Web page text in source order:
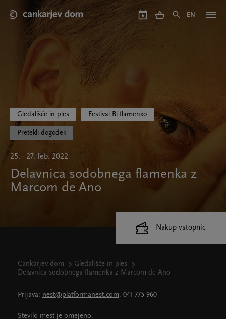
main
6 EN
Gledališče in ples Festival Bi flamenko
Pretekli dogodek
25. - 27. feb. 2022
Delavnica sodobnega flamenka z
Marcom de Ano
Cankarjev dom
Gledališče in ples
Delavnica sodobnega flamenka z Marcom de Ano
Prijava: nest@platformanest.com, 041 775 960
Število mest je omejeno.
Nakup vstopnic